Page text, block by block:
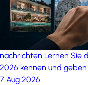
nachrichten Lernen Sie
2026 kennen und
7 Aug 2026